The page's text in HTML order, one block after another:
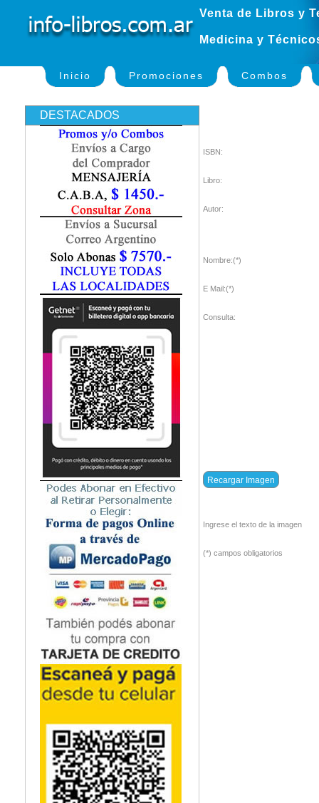
Venta de Libros y
Medicina y
Inicio Promociones Combos
DESTACADOS
ISBN:
Libro:
Autor:
Nombre:(*)
E Mail:(*)
Consulta:
Ingrese el texto de la imagen
(*) campos obligatorios